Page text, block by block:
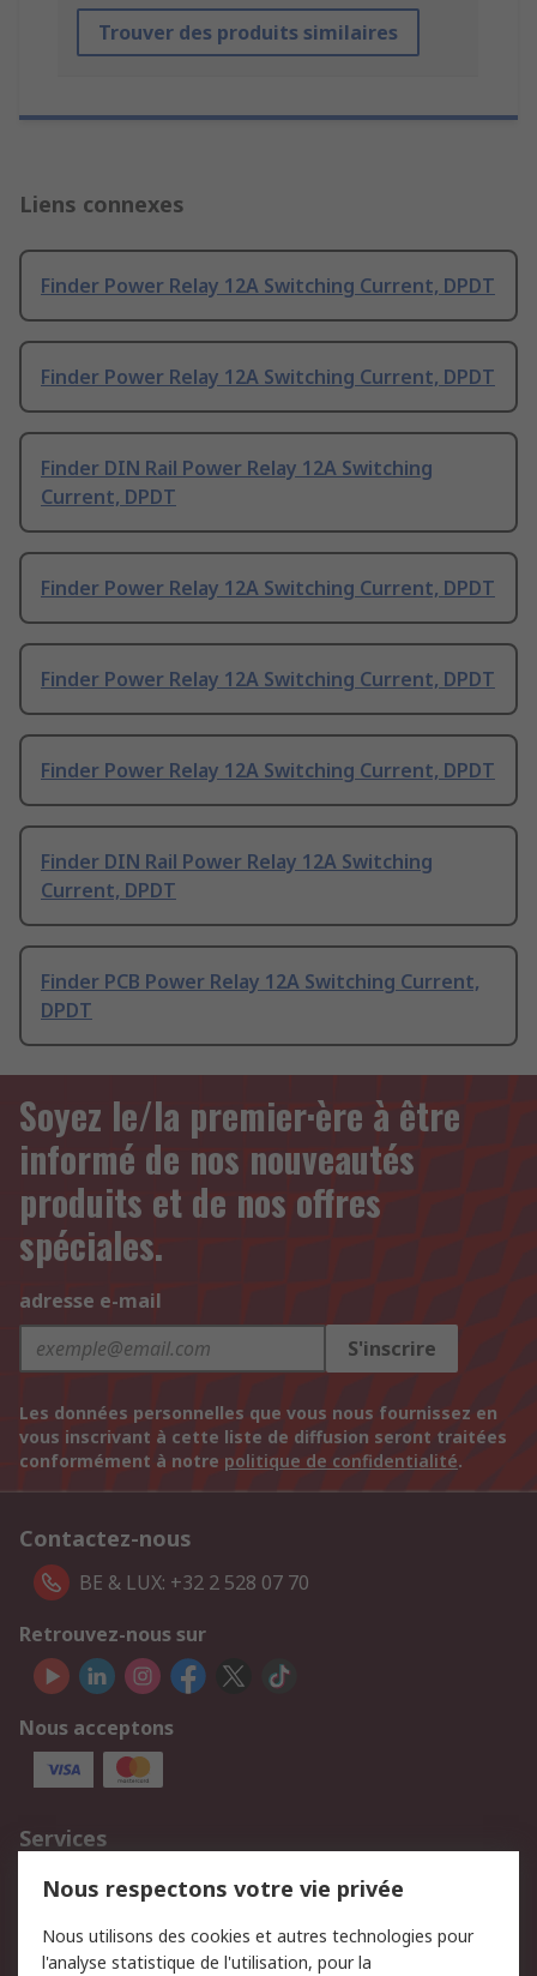
Trouver des produits similaires
Liens connexes
Finder Power Relay 12A Switching Current, DPDT
Finder Power Relay 12A Switching Current, DPDT
Finder DIN Rail Power Relay 12A Switching
Current, DPDT
Finder Power Relay 12A Switching Current, DPDT
Finder Power Relay 12A Switching Current, DPDT
Finder Power Relay 12A Switching Current, DPDT
Finder DIN Rail Power Relay 12A Switching
Current, DPDT
Finder PCB Power Relay 12A Switching Current,
DPDT
Soyez le/la premier·ère à être
informé de nos nouveautés
produits et de nos offres
spéciales.
adresse e-mail
S'inscrire
Les données personnelles que vous nous fournissez en
vous inscrivant à cette liste de diffusion seront traitées
conformément à notre politique de confidentialité.
Contactez-nous
BE & LUX: +32 2 528 07 70
Retrouvez-nous sur
Nous acceptons
Services
750.000 produits
2.500 marques
Retours
Support technique
Nous respectons votre vie privée
Nous utilisons des cookies et autres technologies pour
l'analyse statistique de l'utilisation, pour la